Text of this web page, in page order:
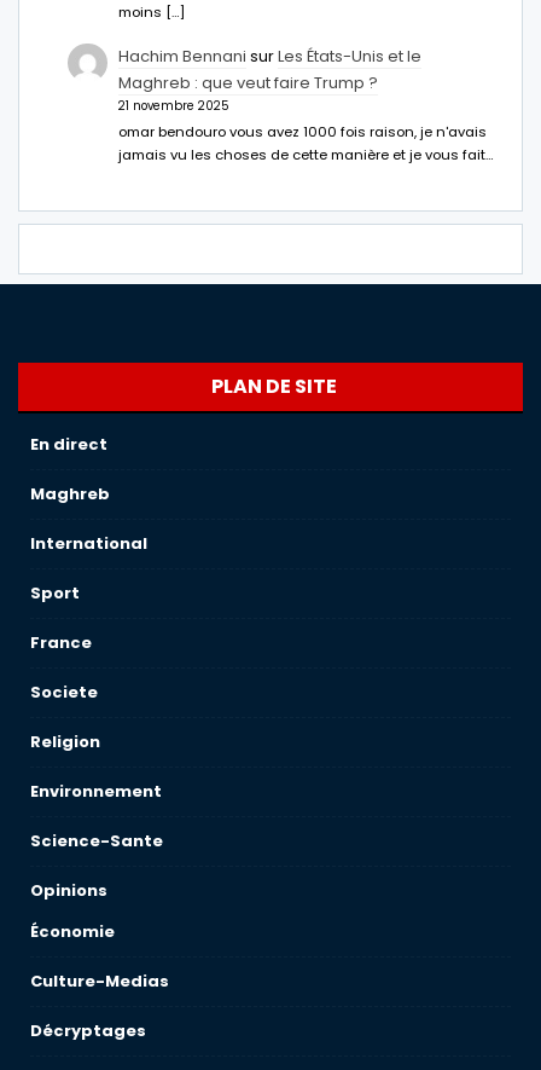
moins […]
Hachim Bennani surLes États-Unis et le
Maghreb : que veut faire Trump ?
21 novembre 2025
omar bendouro vous avez 1000 fois raison, je n'avais
jamais vu les choses de cette manière et je vous fait…
PLAN DE SITE
En direct
Maghreb
International
Sport
France
Societe
Religion
Environnement
Science-Sante
Opinions
Économie
Culture-Medias
Décryptages